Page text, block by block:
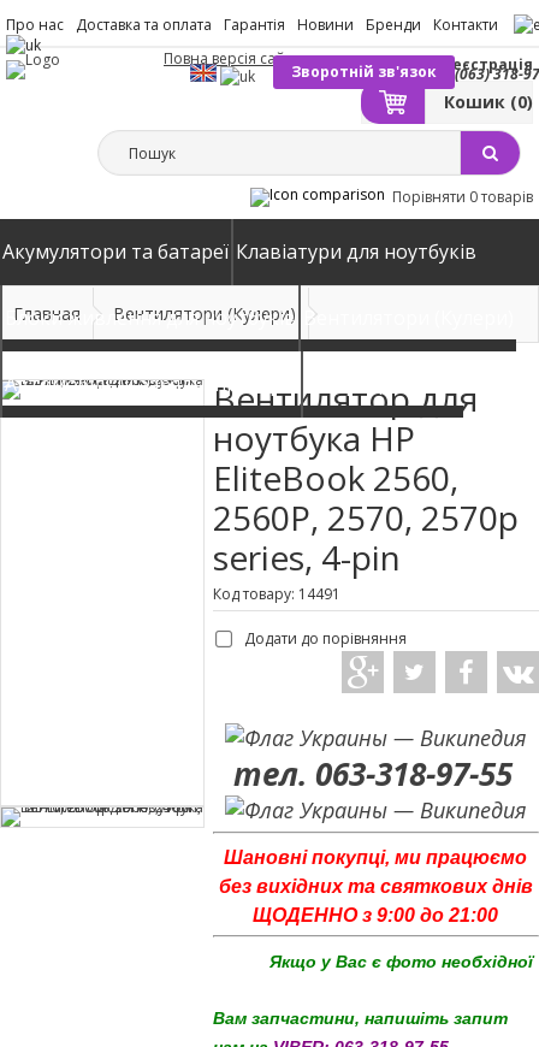
Про нас Доставка та оплата Гарантія Новини Бренди Контакти
(063) 318-
Зворотній зв'язок
Вхід Реєстрація
Кошик (0)
Повна версія сайту
Порівняти 0 товарів
Акумулятори та батареї Клавіатури для ноутбуків
Блоки живлення для ноутбуків Вентилятори (Кулери)
Автомобільні зарядні пристрої
Главная Вентилятори (Кулери)
Вентилятор для
ноутбука HP
EliteBook 2560,
2560P, 2570, 2570p
series, 4-pin
Код товару: 14491
Додати до порівняння
тел. 063-318-97-55
Шановні покупці, ми працюємо
без вихідних та святкових днів
ЩОДЕННО з 9:00 до 21:00
Якщо у Вас є фото необхідної
Вам запчастини, напишіть запит